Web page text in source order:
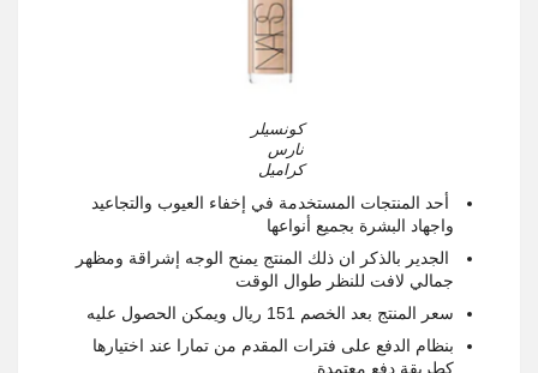
كونسيلر
نارس
كراميل
أحد المنتجات المستخدمة في إخفاء العيوب والتجاعيد
واجهاد البشرة بجميع أنواعها
الجدير بالذكر ان ذلك المنتج يمنح الوجه إشراقة ومظهر
جمالي لافت للنظر طوال الوقت
سعر المنتج بعد الخصم 151 ريال ويمكن الحصول عليه
بنظام الدفع على فترات المقدم من تمارا عند اختيارها
كطريقة دفع معتمدة.